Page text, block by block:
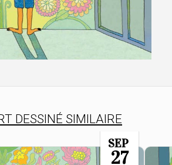
DESSINÉ SIMILAIRE
SEP
27